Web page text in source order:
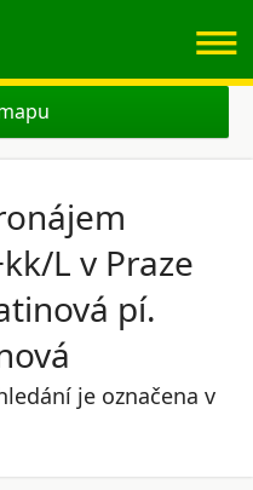
≡
L v Praze
pí.
je označena v